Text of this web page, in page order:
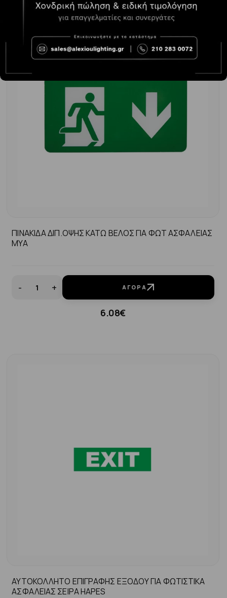
ΠΙΝΑΚΙΔΑ ΔΙΠ.ΟΨΗΣ ΚΑΤΩ ΒΕΛΟΣ ΓΙΑ ΦΩΤ ΑΣΦΑΛΕΙΑΣ
MYA
- + ΑΓΟΡΆ
6.08€
ΑΥΤΟΚΟΛΛΗΤΟ ΕΠΙΓΡΑΦΗΣ ΕΞΟΔΟΥ ΓΙΑ ΦΩΤΙΣΤΙΚΑ
ΑΣΦΑΛΕΙΑΣ ΣΕΙΡΑ ΗΑPES